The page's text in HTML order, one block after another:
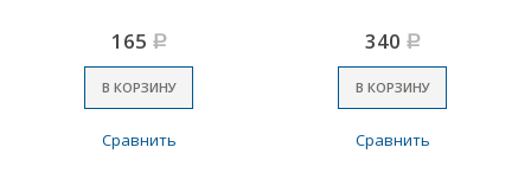
165 Р
В КОРЗИНУ
Сравнить
340 Р
В КОРЗИНУ
Сравнить